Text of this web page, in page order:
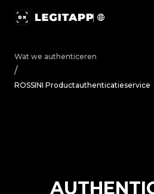
Wat we authenticeren
/
ROSSINI Productauthenticatieservice